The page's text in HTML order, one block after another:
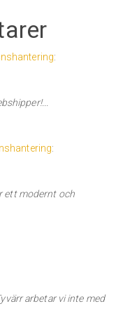
:
:
ett modernt och
arbetar vi inte med